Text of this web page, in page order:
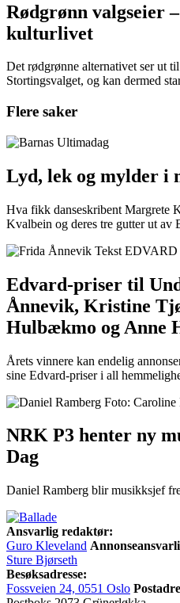
Rødgrønn valgseier
kulturlivet
Det rødgrønne alternativet ser ut
Stortingsvalget, og kan dermed
Flere saker
Lyd, lek og mylder i
Hva fikk danseskribent Margrete
Kvalbein og deres tre gutter ut av
Edvard-priser til
Ånnevik, Kristine
Hulbækmo og Anne
Årets vinnere kan endelig
sine Edvard-priser i all
NRK P3 henter ny
Dag
Daniel Ramberg blir musikksjef
Ansvarlig redaktør:
Guro Kleveland
Sture Bjørseth
Besøksadresse:
Fossveien 24, 0551 Oslo